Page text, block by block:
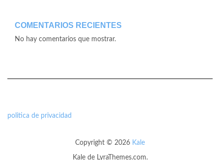
COMENTARIOS RECIENTES
No hay comentarios que mostrar.
politica de privacidad
Copyright © 2026 Kale
Kalede LyraThemes.com.